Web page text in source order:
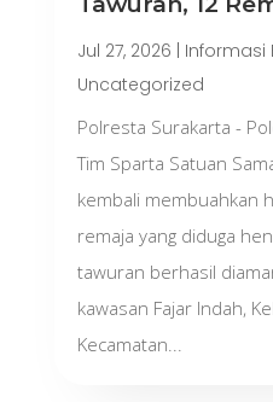
Jul 27, 2026 Informasi
Uncategorized
Polresta Surakarta -
Tim Sparta Satuan
kembali membuahkan
remaja yang diduga
tawuran berhasil
kawasan Fajar Indah,
Kecamatan...